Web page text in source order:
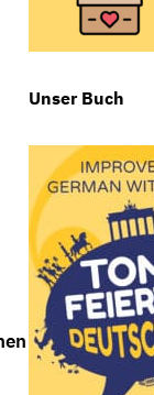
Unser Buch